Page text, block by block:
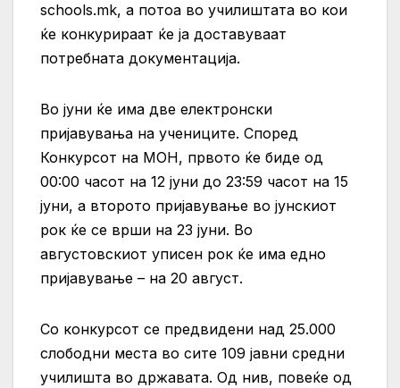
schools.mk, а потоа во училиштата во кои
ќе конкурираат ќе ја доставуваат
потребната документација.
Во јуни ќе има две електронски
пријавувања на учениците. Според
Конкурсот на МОН, првото ќе биде од
00:00 часот на 12 јуни до 23:59 часот на 15
јуни, а второто пријавување во јунскиот
рок ќе се врши на 23 јуни. Во
августовскиот уписен рок ќе има едно
пријавување – на 20 август.
Со конкурсот се предвидени над 25.000
слободни места во сите 109 јавни средни
училишта во државата. Од нив, повеќе од